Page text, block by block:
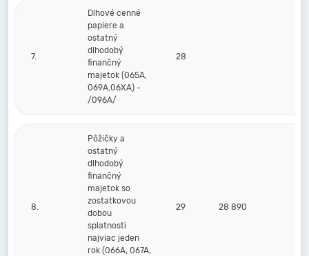
7.
Dlhové cenné
papiere a
ostatný
dlhodobý
finančný
majetok (065A,
069A,06XA) -
/096A/
28
8.
Pôžičky a
ostatný
dlhodobý
finančný
majetok so
zostatkovou
dobou
splatnosti
najviac jeden
rok (066A, 067A,
29 28 890